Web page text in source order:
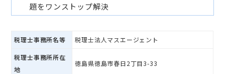
題をワンストップ解決
税理士事務所名等 税理士法人マスエージェント
税理士事務所所在
地
徳島県徳島市春日2丁目3-33